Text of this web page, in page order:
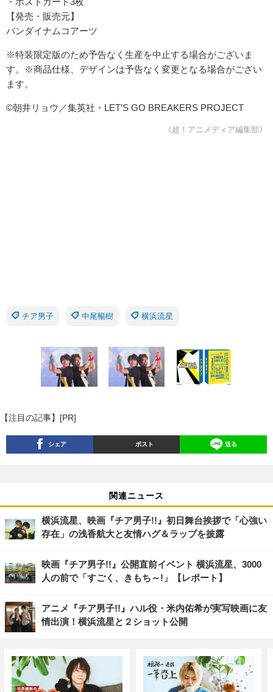
【発売・販売元】
バンダイナムコアーツ
※特装限定版のため予告なく生産を中止する場合がございま
す。※商品仕様、デザインは予告なく変更となる場合がござい
ます。
©朝井リョウ／集英社・LET’S GO BREAKERS PROJECT
《超！アニメディア編集部》
チア男子 中尾暢樹 横浜流星
【注目の記事】[PR]
シェア ポスト 送る
関連ニュース
横浜流星、映画『チア男子!!』初日舞台挨拶で「心強い
存在」の浅香航大と友情ハグ＆ラップを披露
映画『チア男子!!』公開直前イベント 横浜流星、3000
人の前で「すごく、きもち～!」【レポート】
アニメ『チア男子!!』ハル役・米内佑希が実写映画に友
情出演！横浜流星と２ショット公開